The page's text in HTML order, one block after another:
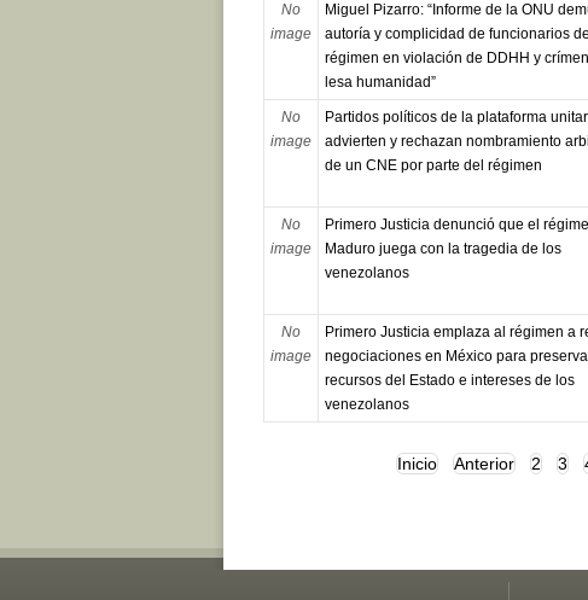
No
image
Miguel Pizarro: “Informe de la ONU
autoría y complicidad de funcionarios del
régimen en violación de DDHH y
lesa humanidad”
No
image
Partidos políticos de la plataforma
advierten y rechazan nombramiento
de un CNE por parte del régimen
No
image
Primero Justicia denunció que el
Maduro juega con la tragedia de los
venezolanos
No
image
Primero Justicia emplaza al régimen a
negociaciones en México para
recursos del Estado e intereses de los
venezolanos
Inicio Anterior 2 3